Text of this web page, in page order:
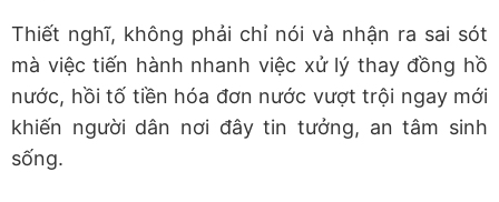
Thiết nghĩ, không phải chỉ nói và nhận ra sai sót
mà việc tiến hành nhanh việc xử lý thay đồng hồ
nước, hồi tố tiền hóa đơn nước vượt trội ngay mới
khiến người dân nơi đây tin tưởng, an tâm sinh
sống.